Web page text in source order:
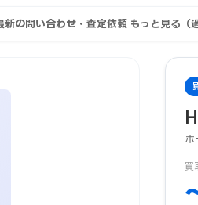
新の問い合わせ・査定依頼 もっと見る（
ホ
買